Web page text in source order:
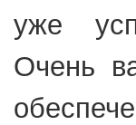
уже
Очень